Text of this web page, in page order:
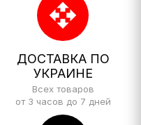
open_with
ДОСТАВКА ПО
УКРАИНЕ
Всех товаров
от 3 часов до 7 дней